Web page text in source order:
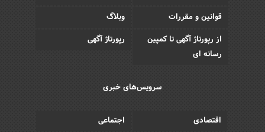
قوانین و مقررات
وبلاگ
از رپورتاژ آگهی تا کمپین
رسانه ای
رپورتاژ آگهی
سرویس‌های خبری
اقتصادی
اجتماعی